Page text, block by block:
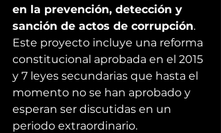
en la prevención, detección y
sanción de actos de corrupción.
Este proyecto incluye una reforma
constitucional aprobada en el 2015
y 7 leyes secundarias que hasta el
momento no se han aprobado y
esperan ser discutidas en un
periodo extraordinario.